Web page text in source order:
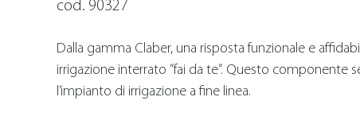
cod. 90327
Dalla gamma Claber, una risposta funzionale e
irrigazione interrato ”fai da te”. Questo componente
l’impianto di irrigazione a fine linea.